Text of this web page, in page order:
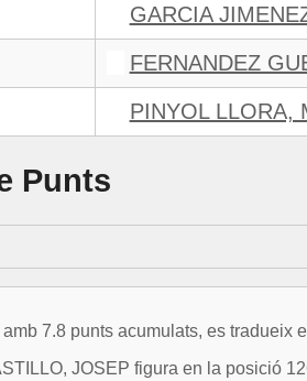
GARCIA
FERNANDEZ
PINYOL LLORA,
Punts
7.8 punts acumulats, es tradueix
JOSEP figura en la posició